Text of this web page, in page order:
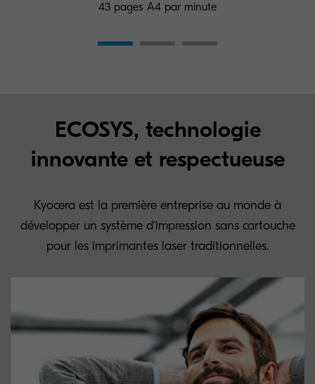
43 pages A4 par minute
ECOSYS, technologie
innovante et respectueuse
Kyocera est la première entreprise au monde à
développer un système d‘impression sans cartouche
pour les imprimantes laser traditionnelles.